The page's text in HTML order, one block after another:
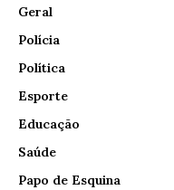
Geral
Polícia
Política
Esporte
Educação
Saúde
Papo de Esquina